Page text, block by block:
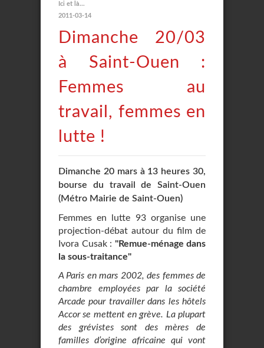
Ici et là...
2011-03-14
Dimanche 20/03
à Saint-Ouen :
Femmes au
travail, femmes en
lutte !
Dimanche 20 mars à 13 heures 30,
bourse du travail de Saint-Ouen
(Métro Mairie de Saint-Ouen)
Femmes en lutte 93 organise une
projection-débat autour du film de
Ivora Cusak : "Remue-ménage dans
la sous-traitance"
A Paris en mars 2002, des femmes de
chambre employées par la société
Arcade pour travailler dans les hôtels
Accor se mettent en grève. La plupart
des grévistes sont des mères de
familles d’origine africaine qui vont